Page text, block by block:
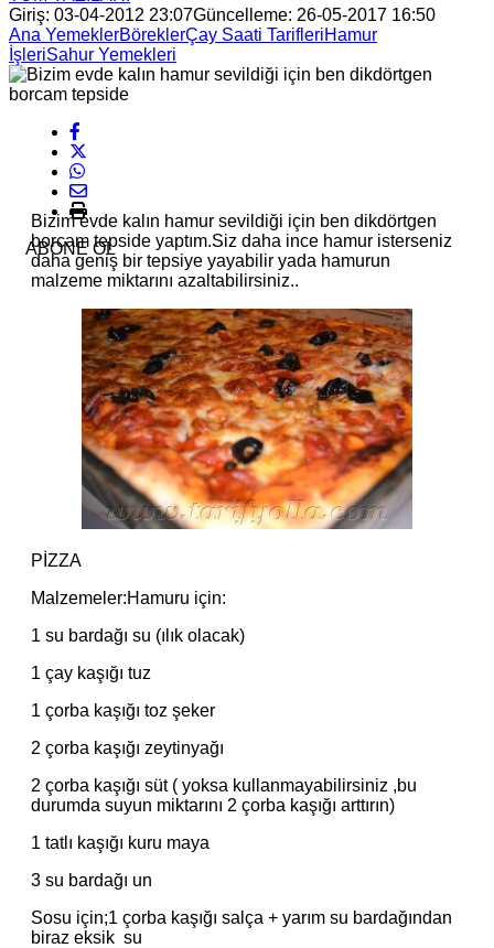
Giriş: 03-04-2012 23:07Güncelleme: 26-05-2017 16:50
Ana YemeklerBöreklerÇay Saati TarifleriHamur
İşleriSahur Yemekleri
ABONE OL
Bizim evde kalın hamur sevildiği için ben dikdörtgen
borcam tepside yaptım.Siz daha ince hamur isterseniz
daha geniş bir tepsiye yayabilir yada hamurun
malzeme miktarını azaltabilirsiniz..
PİZZA
Malzemeler:Hamuru için:
1 su bardağı su (ılık olacak)
1 çay kaşığı tuz
1 çorba kaşığı toz şeker
2 çorba kaşığı zeytinyağı
2 çorba kaşığı süt ( yoksa kullanmayabilirsiniz ,bu
durumda suyun miktarını 2 çorba kaşığı arttırın)
1 tatlı kaşığı kuru maya
3 su bardağı un
Sosu için;1 çorba kaşığı salça + yarım su bardağından
biraz eksik su